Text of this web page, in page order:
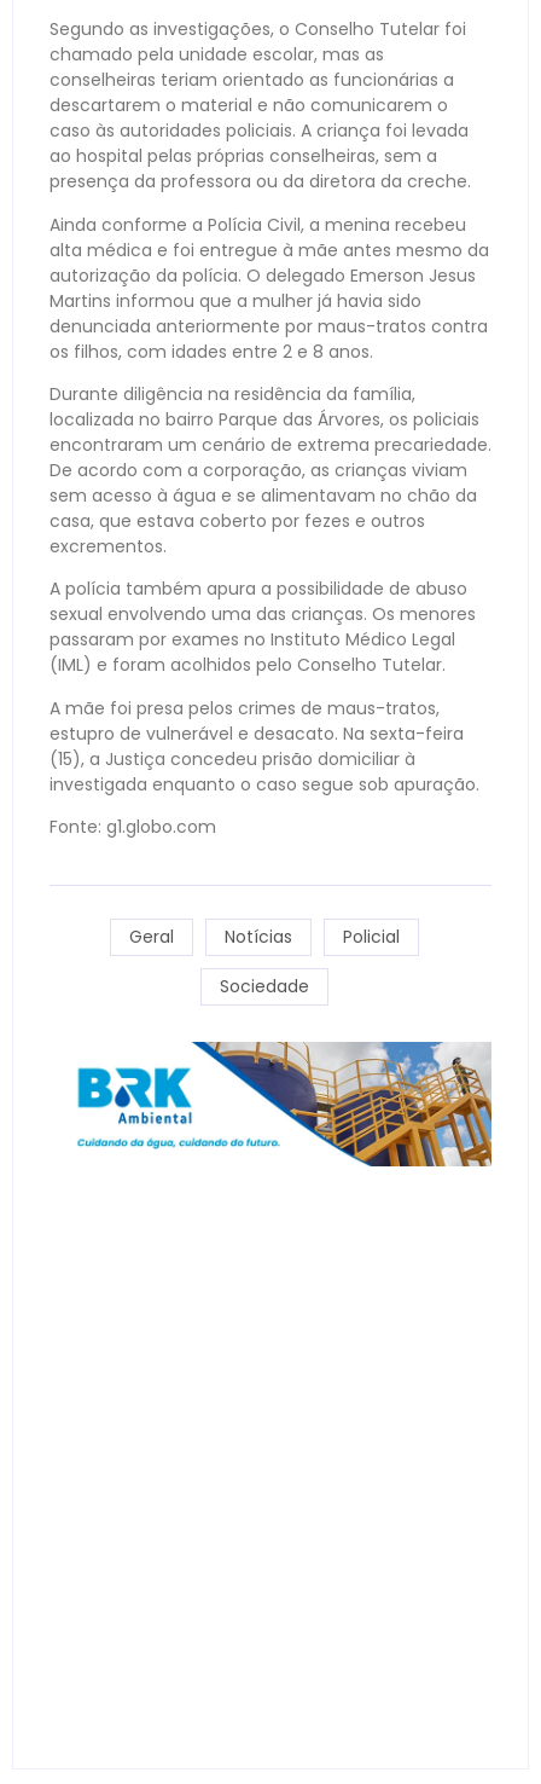
Segundo as investigações, o Conselho Tutelar foi
chamado pela unidade escolar, mas as
conselheiras teriam orientado as funcionárias a
descartarem o material e não comunicarem o
caso às autoridades policiais. A criança foi levada
ao hospital pelas próprias conselheiras, sem a
presença da professora ou da diretora da creche.
Ainda conforme a Polícia Civil, a menina recebeu
alta médica e foi entregue à mãe antes mesmo da
autorização da polícia. O delegado Emerson Jesus
Martins informou que a mulher já havia sido
denunciada anteriormente por maus-tratos contra
os filhos, com idades entre 2 e 8 anos.
Durante diligência na residência da família,
localizada no bairro Parque das Árvores, os policiais
encontraram um cenário de extrema precariedade.
De acordo com a corporação, as crianças viviam
sem acesso à água e se alimentavam no chão da
casa, que estava coberto por fezes e outros
excrementos.
A polícia também apura a possibilidade de abuso
sexual envolvendo uma das crianças. Os menores
passaram por exames no Instituto Médico Legal
(IML) e foram acolhidos pelo Conselho Tutelar.
A mãe foi presa pelos crimes de maus-tratos,
estupro de vulnerável e desacato. Na sexta-feira
(15), a Justiça concedeu prisão domiciliar à
investigada enquanto o caso segue sob apuração.
Fonte: g1.globo.com
Geral Notícias Policial
Sociedade